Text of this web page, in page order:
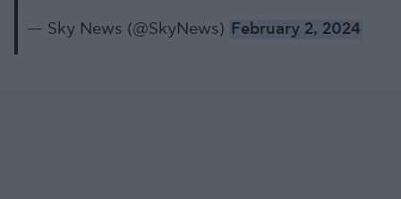
— Sky News (@SkyNews) February 2, 2024